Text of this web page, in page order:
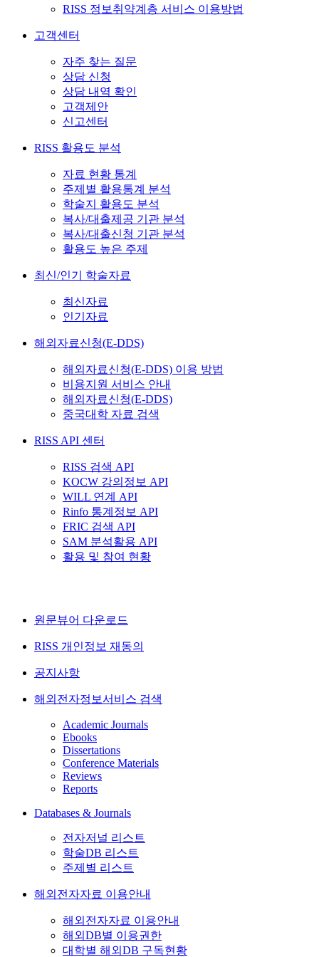
RISS 정보취약계층 서비스 이용방법
고객센터
자주 찾는 질문
상담 신청
상담 내역 확인
고객제안
신고센터
RISS 활용도 분석
자료 현황 통계
주제별 활용통계 분석
학술지 활용도 분석
복사/대출제공 기관 분석
복사/대출신청 기관 분석
활용도 높은 주제
최신/인기 학술자료
최신자료
인기자료
해외자료신청(E-DDS)
해외자료신청(E-DDS) 이용 방법
비용지원 서비스 안내
해외자료신청(E-DDS)
중국대학 자료 검색
RISS API 센터
RISS 검색 API
KOCW 강의정보 API
WILL 연계 API
Rinfo 통계정보 API
FRIC 검색 API
SAM 분석활용 API
활용 및 참여 현황
원문뷰어 다운로드
RISS 개인정보 재동의
공지사항
해외전자정보서비스 검색
Academic Journals
Ebooks
Dissertations
Conference Materials
Reviews
Reports
Databases & Journals
전자저널 리스트
학술DB 리스트
주제별 리스트
해외전자자료 이용안내
해외전자자료 이용안내
해외DB별 이용권한
대학별 해외DB 구독현황